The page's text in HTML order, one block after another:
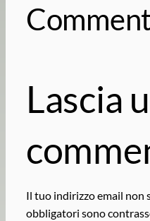
Lascia
Il tuo indirizzo email non
obbligatori sono